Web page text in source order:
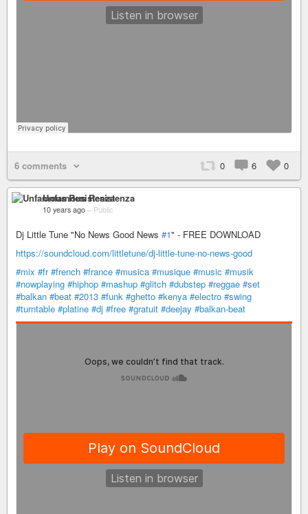
6 comments 0 6 0
Unfamous Resistenza
10 years ago – Public
Dj Little Tune "No News Good News #1" - FREE DOWNLOAD
https://soundcloud.com/littletune/dj-little-tune-no-news-good
#mix #fr #french #france #musica #musique #music #musik
#nowplaying #hiphop #mashup #glitch #dubstep #reggae #set
#balkan #beat #2013 #funk #ghetto #kenya #electro #swing
#turntable #platine #dj #free #gratuit #deejay #balkan-beat